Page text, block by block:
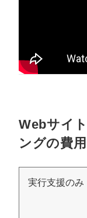
Webサイ
ングの費
実行支援のみ